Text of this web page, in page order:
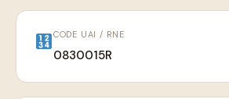
CODE UAI / RNE
0830015R